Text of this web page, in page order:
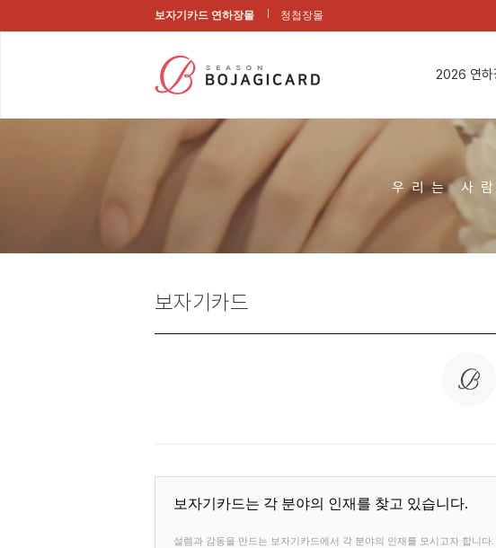
보자기카드 연하장몰 청첩장몰
2026 연하
우리는 사
보자기카드
보자기카드는 각 분야의 인재를 찾고 있습니다.
설렘과 감동을 만드는 보자기카드에서 각 분야의 인재를 모시고자 합니다